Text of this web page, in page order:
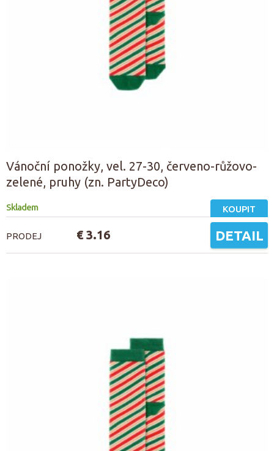
Vánoční ponožky, vel. 27-30, červeno-růžovo-
zelené, pruhy (zn. PartyDeco)
Skladem KOUPIT
PRODEJ € 3.16 DETAIL